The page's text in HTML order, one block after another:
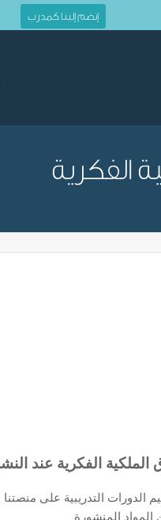
إنضم إلينا كمدرب
الفكرية
الفكرية عند
التدريبية على منصتنا